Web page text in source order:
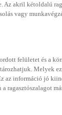
akril kétoldalú
vagy
felületet és a
Melyek
az információ jó
a ragasztószalagot